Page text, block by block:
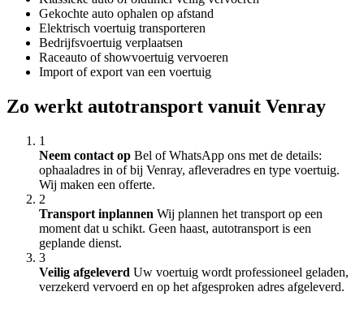
Gekochte auto ophalen op afstand
Elektrisch voertuig transporteren
Bedrijfsvoertuig verplaatsen
Raceauto of showvoertuig vervoeren
Import of export van een voertuig
Zo werkt autotransport vanuit Venray
1
Neem contact op Bel of WhatsApp ons met de details:
ophaaladres in of bij Venray, afleveradres en type voertuig.
Wij maken een offerte.
2
Transport inplannen Wij plannen het transport op een
moment dat u schikt. Geen haast, autotransport is een
geplande dienst.
3
Veilig afgeleverd Uw voertuig wordt professioneel geladen,
verzekerd vervoerd en op het afgesproken adres afgeleverd.